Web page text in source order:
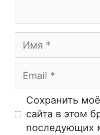
Имя
Email
Сайт
Сохранить
сайта в этом
последующих